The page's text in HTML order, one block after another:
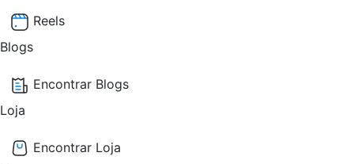
Reels
Blogs
Encontrar Blogs
Loja
Encontrar Loja